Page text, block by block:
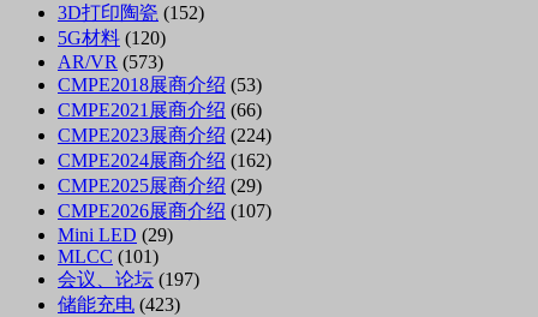
3D打印陶瓷 (152)
5G材料 (120)
AR/VR (573)
CMPE2018展商介绍 (53)
CMPE2021展商介绍 (66)
CMPE2023展商介绍 (224)
CMPE2024展商介绍 (162)
CMPE2025展商介绍 (29)
CMPE2026展商介绍 (107)
Mini LED (29)
MLCC (101)
会议、论坛 (197)
储能充电 (423)